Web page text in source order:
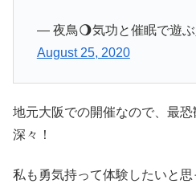
— 夜鳥🌖気功と催眠で遊
August 25, 2020
地元大阪での開催なので、最
深々！
私も勇気持って体験したいと